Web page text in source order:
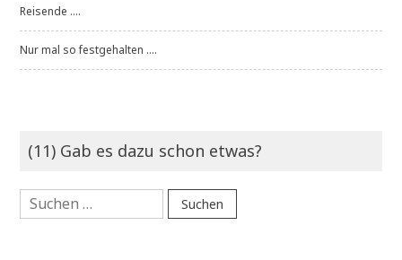
Reisende ....
Nur mal so festgehalten ....
(11) Gab es dazu schon etwas?
Suchen
nach: